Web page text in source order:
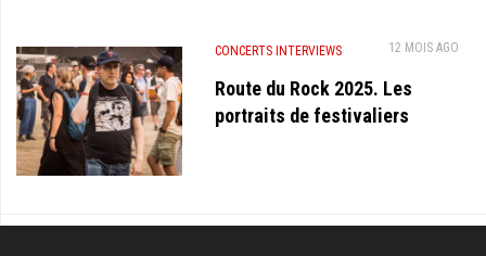
CONCERTS INTERVIEWS 12 MOIS AGO
Route du Rock 2025. Les
portraits de festivaliers